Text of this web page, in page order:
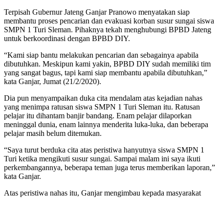
Terpisah Gubernur Jateng Ganjar Pranowo menyatakan siap
membantu proses pencarian dan evakuasi korban susur sungai siswa
SMPN 1 Turi Sleman. Pihaknya tekah menghubungi BPBD Jateng
untuk berkoordinasi dengan BPBD DIY.
“Kami siap bantu melakukan pencarian dan sebagainya apabila
dibutuhkan. Meskipun kami yakin, BPBD DIY sudah memiliki tim
yang sangat bagus, tapi kami siap membantu apabila dibutuhkan,”
kata Ganjar, Jumat (21/2/2020).
Dia pun menyampaikan duka cita mendalam atas kejadian nahas
yang menimpa ratusan siswa SMPN 1 Turi Sleman itu. Ratusan
pelajar itu dihantam banjir bandang. Enam pelajar dilaporkan
meninggal dunia, enam lainnya menderita luka-luka, dan beberapa
pelajar masih belum ditemukan.
“Saya turut berduka cita atas peristiwa hanyutnya siswa SMPN 1
Turi ketika mengikuti susur sungai. Sampai malam ini saya ikuti
perkembangannya, beberapa teman juga terus memberikan laporan,”
kata Ganjar.
Atas peristiwa nahas itu, Ganjar mengimbau kepada masyarakat